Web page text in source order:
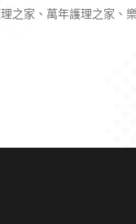
之家、萬年護理之家、